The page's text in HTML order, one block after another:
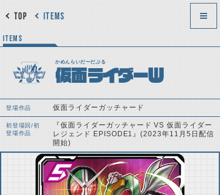
ITEMS
TOP
ITEMS
かめんらいだーだぶる
仮面ライダーＷ
登場作品 仮面ライダーガッチャード
初登場回/初
登場作品
『仮面ライダーガッチャード VS 仮面ライダー
レジェンド EPISODE1』(2023年11月5日配信
開始)